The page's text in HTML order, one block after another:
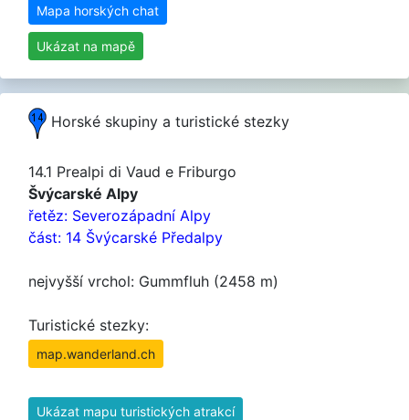
Mapa horských chat
Ukázat na mapě
Horské skupiny a turistické stezky
14.1 Prealpi di Vaud e Friburgo
Švýcarské Alpy
řetěz: Severozápadní Alpy
část: 14 Švýcarské Předalpy
nejvyšší vrchol: Gummfluh (2458 m)
Turistické stezky:
map.wanderland.ch
Ukázat mapu turistických atrakcí